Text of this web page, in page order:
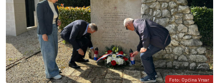
Foto: Općina Vrsar